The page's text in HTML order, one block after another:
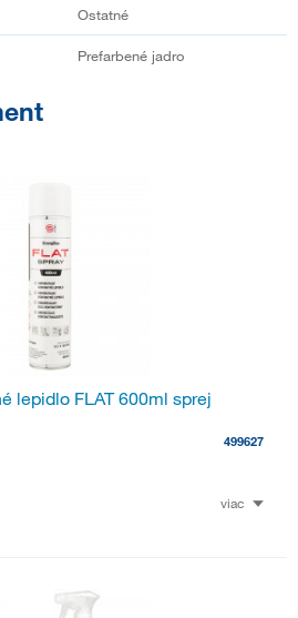
Ostatné
Prefarbené jadro
lepidlo FLAT 600ml sprej
499627
viac